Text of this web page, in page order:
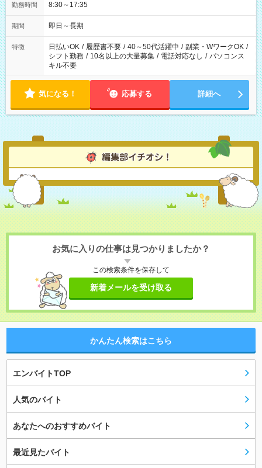
勤務時間 8:30～17:35
期間 即日～長期
特徴 日払いOK / 履歴書不要 / 40～50代活躍中 / 副業・WワークOK /
シフト勤務 / 10名以上の大量募集 / 電話対応なし / パソコンス
キル不要
気になる！ 応募する 詳細へ
お気に入りの仕事は見つかりましたか？
この検索条件を保存して
新着メールを受け取る
かんたん検索はこちら
エンバイトTOP
人気のバイト
あなたへのおすすめバイト
最近見たバイト